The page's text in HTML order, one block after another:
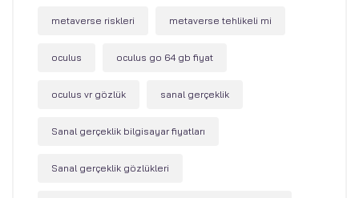
metaverse riskleri metaverse tehlikeli mi
oculus oculus go 64 gb fiyat
oculus vr gözlük sanal gerçeklik
Sanal gerçeklik bilgisayar fiyatları
Sanal gerçeklik gözlükleri